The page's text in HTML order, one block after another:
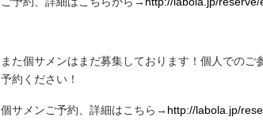
また個サメンはまだ募集しております！個人での
予約ください！
個サメンご予約、詳細はこちら→ http://labola.jp/